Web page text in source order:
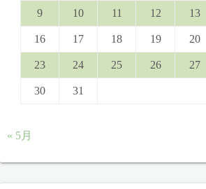
9 10 11 12 13
16 17 18 19 20
23 24 25 26 27
30 31
« 5月